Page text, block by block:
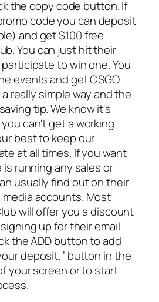
the copy code button. If
code you can deposit
and get $100 free
You can just hit their
to win one. You
events and get CSGO
really simple way and the
tip. We know it's
can't get a working
best to keep our
at all times. If you want
running any sales or
usually find out on their
accounts. Most
will offer you a discount
up for their email
the ADD button to add
deposit. ’ button in the
your screen or to start